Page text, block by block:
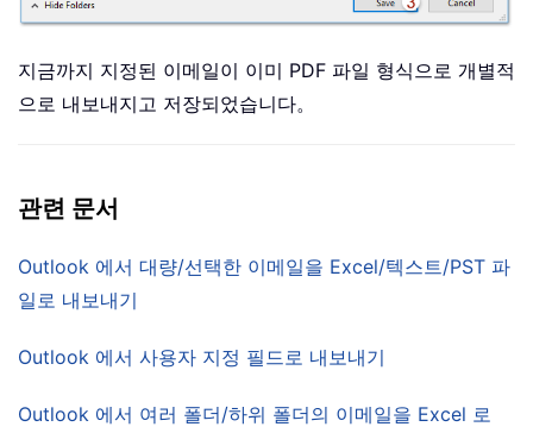
지금까지 지정된 이메일이 이미 PDF 파일 형식으로 개별적
으로 내보내지고 저장되었습니다。
관련 문서
Outlook 에서 대량/선택한 이메일을 Excel/텍스트/PST 파
일로 내보내기
Outlook 에서 사용자 지정 필드로 내보내기
Outlook 에서 여러 폴더/하위 폴더의 이메일을 Excel 로